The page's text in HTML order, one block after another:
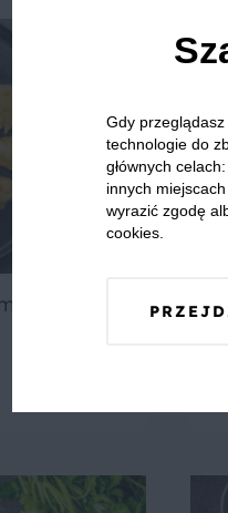
Gdy
technologie do
głównych
innych
wyrazić zgodę
cookies.